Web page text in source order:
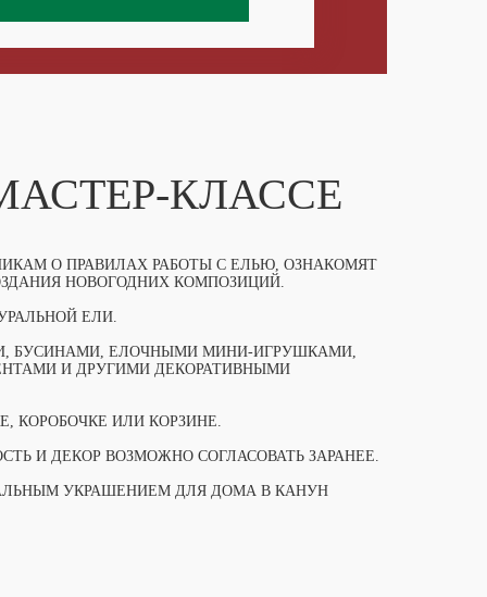
КЛАССЕ
О ПРАВИЛАХ РАБОТЫ С ЕЛЬЮ, ОЗНАКОМЯТ
НОВОГОДНИХ КОМПОЗИЦИЙ.
ЕЛИ.
БУСИНАМИ, ЕЛОЧНЫМИ МИНИ-ИГРУШКАМИ,
И ДРУГИМИ ДЕКОРАТИВНЫМИ
КОРОБОЧКЕ ИЛИ КОРЗИНЕ.
И ДЕКОР ВОЗМОЖНО СОГЛАСОВАТЬ ЗАРАНЕЕ.
УКРАШЕНИЕМ ДЛЯ ДОМА В КАНУН